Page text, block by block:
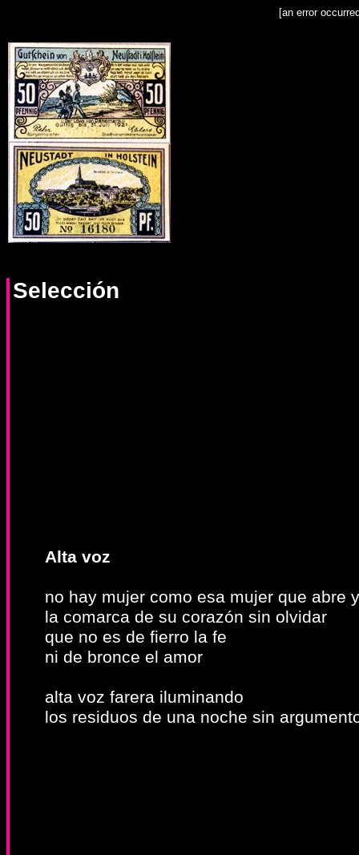
[an error
Selección
Alta voz
no hay mujer como esa mujer que abre
la comarca de su corazón sin olvidar
que no es de fierro la fe
ni de bronce el amor
alta voz farera iluminando
los residuos de una noche sin